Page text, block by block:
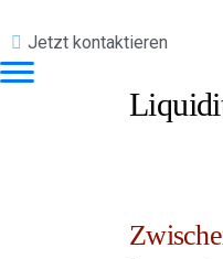
Jetzt kontaktieren